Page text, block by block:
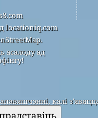
locationiq.com
асалоду ад
калі